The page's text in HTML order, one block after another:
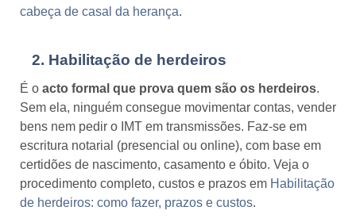
cabeça de casal da herança.
2. Habilitação de herdeiros
É o acto formal que prova quem são os herdeiros.
Sem ela, ninguém consegue movimentar contas, vender
bens nem pedir o IMT em transmissões. Faz-se em
escritura notarial (presencial ou online), com base em
certidões de nascimento, casamento e óbito. Veja o
procedimento completo, custos e prazos em Habilitação
de herdeiros: como fazer, prazos e custos.